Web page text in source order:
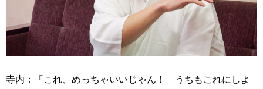
寺内：「これ、めっちゃいいじゃん！ うちもこれにしよ